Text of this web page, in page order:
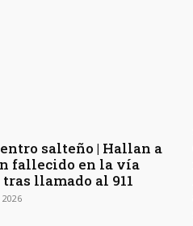
salteño | Hallan a
fallecido en la vía
llamado al 911